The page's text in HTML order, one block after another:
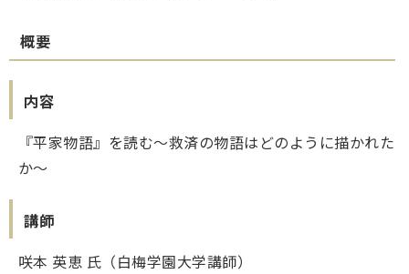
概要
内容
『平家物語』を読む～救済の物語はどのように描かれた
か～
講師
咲本 英恵 氏（白梅学園大学講師）